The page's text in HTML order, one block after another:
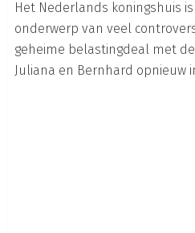
Het Nederlands koningshuis
onderwerp van veel
geheime belastingdeal met
Juliana en Bernhard opnieuw